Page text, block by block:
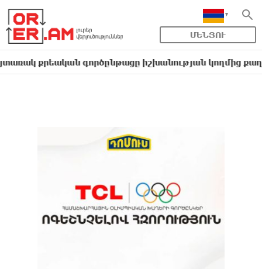
ՄԵՆՅՈՒ
գործընթացը իշխանության կողմից